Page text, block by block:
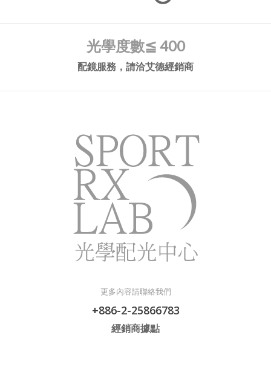
光學度數≦ 400
配鏡服務，請洽艾德經銷商
更多內容請聯絡我們
+886-2-25866783
經銷商據點